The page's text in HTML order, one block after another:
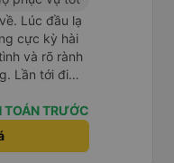
Lúc đầu lạ
cực kỳ hài
và rõ rành
TOÁN TRƯỚC